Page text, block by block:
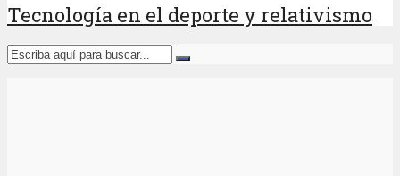
Tecnología en el deporte y relativismo